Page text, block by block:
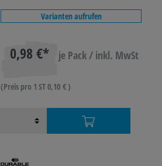
Varianten aufrufen
0,98 €* je Pack / inkl. MwSt
(Preis pro 1 ST 0,10 € )